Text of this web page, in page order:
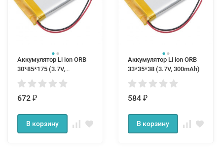
Аккумулятор Li ion ORB
30*85*175 (3.7V,
4400mAh)
672 ₽
В корзину
Аккумулятор Li ion ORB
33*35*38 (3.7V, 300mAh)
584 ₽
В корзину